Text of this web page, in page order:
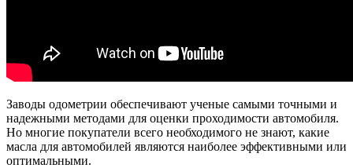
Заводы одометрии обеспечивают ученые самыми точными и
надежными методами для оценки проходимости автомобиля.
Но многие покупатели всего необходимого не знают, какие
масла для автомобилей являются наиболее эффективными или
оптимальными.